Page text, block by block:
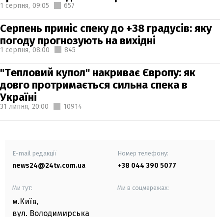
1 серпня, 09:05 657
Серпень приніс спеку до +38 градусів: яку
погоду прогнозують на вихідні
1 серпня, 08:00 845
"Тепловий купол" накриває Європу: як
довго протримається сильна спека в
Україні
31 липня, 20:00 10914
E-mail редакції
news24@24tv.com.ua
Номер телефону:
+38 044 390 5077
Ми тут:
м.Київ,
вул. Володимирська
Ми в соцмережах: